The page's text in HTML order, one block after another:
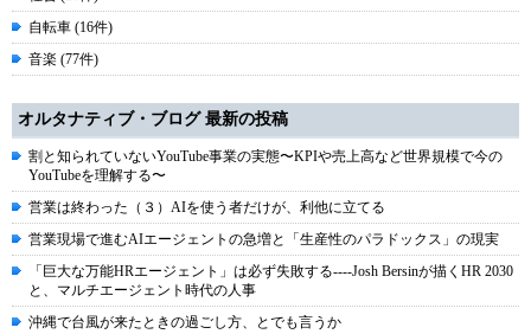
自転車 (16件)
音楽 (77件)
オルタナティブ・ブログ 最新の投稿
割と知られていないYouTube事業の実態〜KPIや売上高など世界規模で今の
YouTubeを理解する〜
営業は終わった（３）AIを使う者だけが、利他に立てる
営業現場で進むAIエージェントの急増と「生産性のパラドックス」の現実
「巨大な万能HRエージェント」は必ず失敗する----Josh Bersinが描くHR 2030
と、マルチエージェント時代の人事
沖縄で台風が来たときの過ごし方、とでも言うか